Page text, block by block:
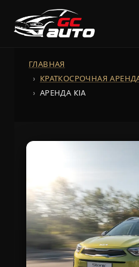
ГЛАВНАЯ
КРАТКОСРОЧНАЯ
АРЕНДА KIA